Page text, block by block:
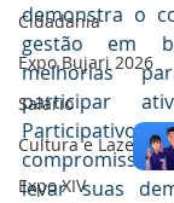
Cidadania
Expo Bujari 2026
Salário
Cultura e Lazer
Expo XIV
demonstra o
gestão em
melhorias
participar
compromisso
levar suas